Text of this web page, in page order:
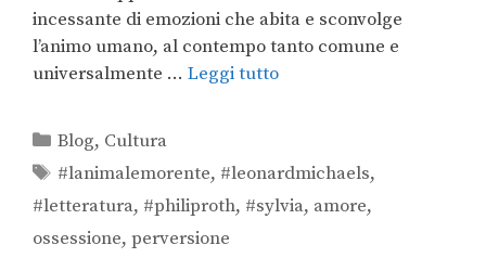
incessante di emozioni che abita e sconvolge
l’animo umano, al contempo tanto comune e
universalmente … Leggi tutto
Blog, Cultura
#lanimalemorente, #leonardmichaels,
#letteratura, #philiproth, #sylvia, amore,
ossessione, perversione